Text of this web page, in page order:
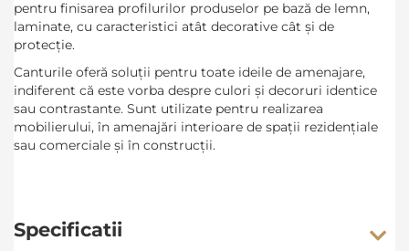
pentru finisarea profilurilor produselor pe bază de lemn,
laminate, cu caracteristici atât decorative cât şi de
protecţie.
Canturile oferă soluții pentru toate ideile de amenajare,
indiferent că este vorba despre culori și decoruri identice
sau contrastante. Sunt utilizate pentru realizarea
mobilierului, în amenajări interioare de spații rezidențiale
sau comerciale și în construcții.
Specificatii